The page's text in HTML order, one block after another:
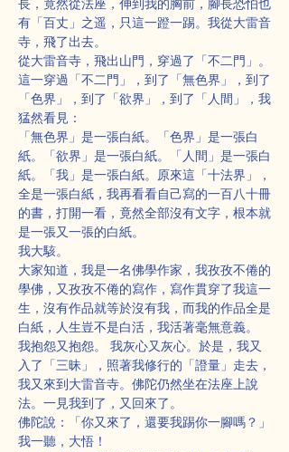
長，竟然從法座，伸到我的胸前，腳長恐怕也
有「百丈」之遥，只這一蹬一踢。我從大雷音
寺，飛了出去。
從大雷音寺，飛出山門，穿過了「不二門」。
這一穿過「不二門」，到了「無色界」，到了
「色界」，到了「欲界」，到了「人間」，我
猛然看見：
「無色界」是一張白紙。「色界」是一張白
紙。「欲界」是一張白紙。「人間」是一張白
紙。「我」是一張白紙。原來這「十法界」，
全是一張白紙，我再看看自己寫的一百八十冊
的書，打開一看，竟然全部沒有文字，根本就
是一張又一張的白紙。
我大駭。
大家知道，我是一名佛學作家，我孜孜不倦的
學佛，又孜孜不倦的寫作，寫作貫穿了我這一
生，沒有作品就等於沒有我，而我的作品全是
白紙，人生豈不是白活，我活著毫無意義。
我抱怨又抱怨。 我灰心又灰心。於是，我又
入了「三昧」，照著我修行的「證量」走去，
我又來到大雷音寺。佛陀仍然坐在法座上說
法。一見我到了，又回來了。
佛陀說：「你又來了，還要我踢你一腳嗎？」
我一聽，大悟！